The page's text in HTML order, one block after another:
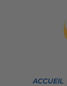
ACCUEIL